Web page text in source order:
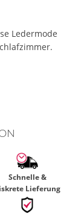
Ledermode
Schnelle &
Lieferung